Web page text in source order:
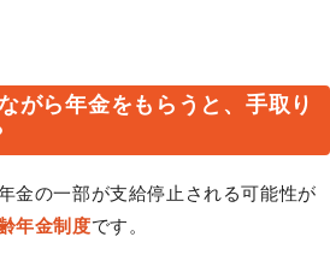
がら年金をもらうと、手取り
金の一部が支給停止される可能性が
年金制度です。